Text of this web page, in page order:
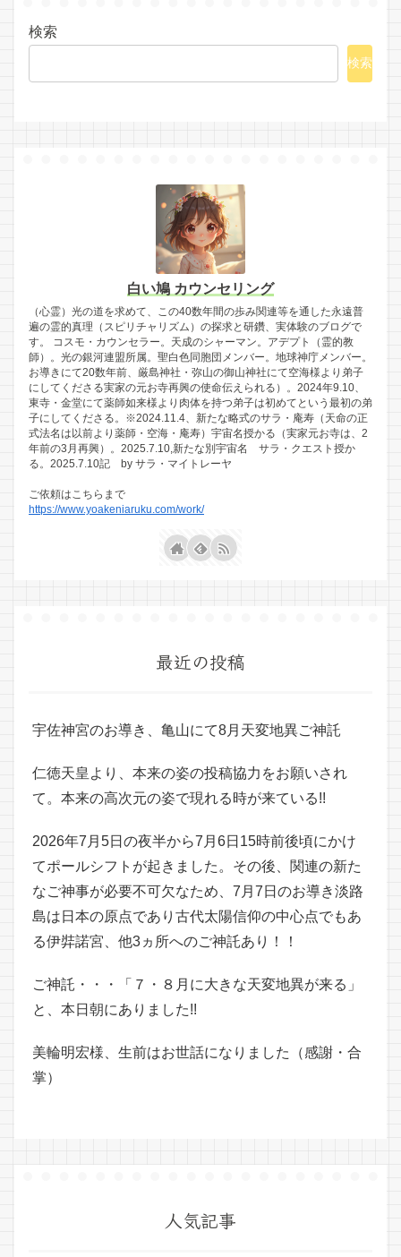
検索
検索
白い鳩 カウンセリング
（心霊）光の道を求めて、この40数年間の歩み関連等を通した永遠普
遍の霊的真理（スピリチャリズム）の探求と研鑽、実体験のブログで
す。 コスモ・カウンセラー。天成のシャーマン。アデプト（霊的教
師）。光の銀河連盟所属。聖白色同胞団メンバー。地球神庁メンバー。
お導きにて20数年前、厳島神社・弥山の御山神社にて空海様より弟子
にしてくださる実家の元お寺再興の使命伝えられる）。2024年9.10、
東寺・金堂にて薬師如来様より肉体を持つ弟子は初めてという最初の弟
子にしてくださる。※2024.11.4、新たな略式のサラ・庵寿（天命の正
式法名は以前より薬師・空海・庵寿）宇宙名授かる（実家元お寺は、2
年前の3月再興）。2025.7.10,新たな別宇宙名 サラ・クエスト授か
る。2025.7.10記 by サラ・マイトレーヤ
ご依頼はこちらまで
https://www.yoakeniaruku.com/work/
最近の投稿
宇佐神宮のお導き、亀山にて8月天変地異ご神託
仁徳天皇より、本来の姿の投稿協力をお願いされ
て。本来の高次元の姿で現れる時が来ている!!
2026年7月5日の夜半から7月6日15時前後頃にかけ
てポールシフトが起きました。その後、関連の新た
なご神事が必要不可欠なため、7月7日のお導き淡路
島は日本の原点であり古代太陽信仰の中心点でもあ
る伊弉諾宮、他3ヵ所へのご神託あり！！
ご神託・・・「７・８月に大きな天変地異が来る」
と、本日朝にありました!!
美輪明宏様、生前はお世話になりました（感謝・合
掌）
人気記事